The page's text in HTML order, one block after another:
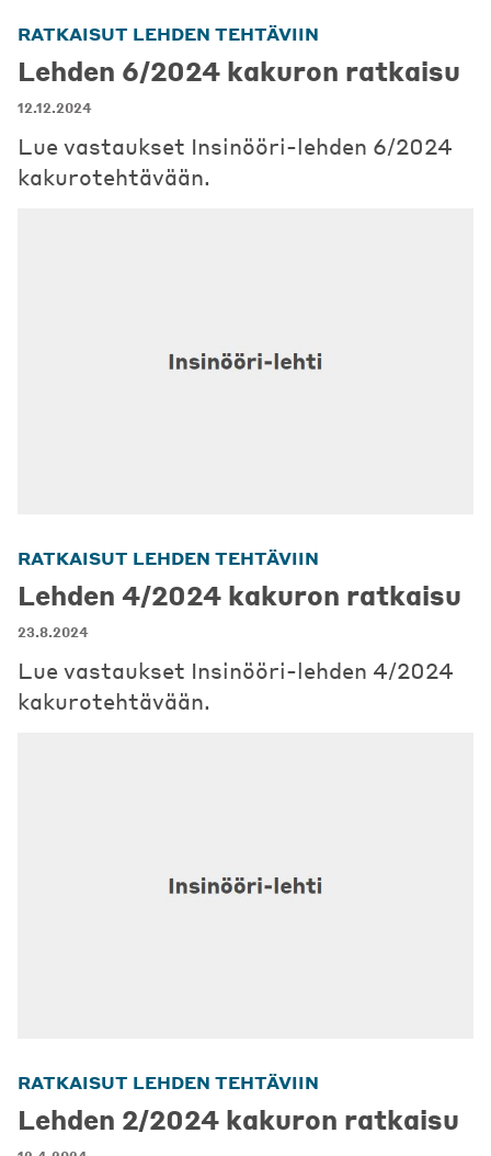
RATKAISUT LEHDEN TEHTÄVIIN
Lehden 6/2024 kakuron ratkaisu
12.12.2024
Lue vastaukset Insinööri-lehden 6/2024
kakurotehtävään.
RATKAISUT LEHDEN TEHTÄVIIN
Lehden 4/2024 kakuron ratkaisu
23.8.2024
Lue vastaukset Insinööri-lehden 4/2024
kakurotehtävään.
RATKAISUT LEHDEN TEHTÄVIIN
Lehden 2/2024 kakuron ratkaisu